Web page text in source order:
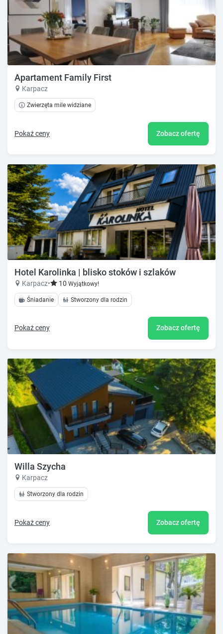
Apartament Family First
Karpacz
Zwierzęta mile widziane
Pokaż ceny Zobacz ofertę
Hotel Karolinka | blisko stoków i szlaków
Karpacz• 10 Wyjątkowy!
Śniadanie Stworzony dla rodzin
Pokaż ceny Zobacz ofertę
Willa Szycha
Karpacz
Stworzony dla rodzin
Pokaż ceny Zobacz ofertę